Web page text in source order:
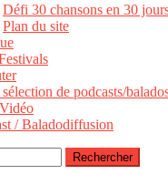
Défi 30 chansons en 30
Plan du site
de podcasts/
/ Baladodiffusion